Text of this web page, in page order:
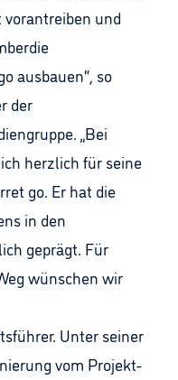
und
ausbauen“, so
der
„Bei
herzlich für seine
go. Er hat die
in den
geprägt. Für
wünschen wir
Unter seiner
vom Projekt-